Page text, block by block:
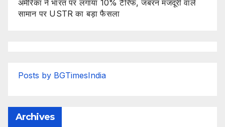
अमेरिका ने भारत पर लगाया 10% टैरिफ, जबरन मजदूरी वाले
सामान पर USTR का बड़ा फैसला
Posts by BGTimesIndia
Archives